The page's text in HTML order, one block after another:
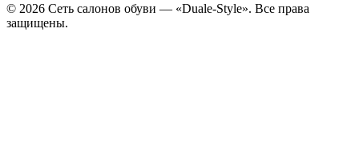
© 2026 Сеть салонов обуви — «Duale-Style». Все права
защищены.